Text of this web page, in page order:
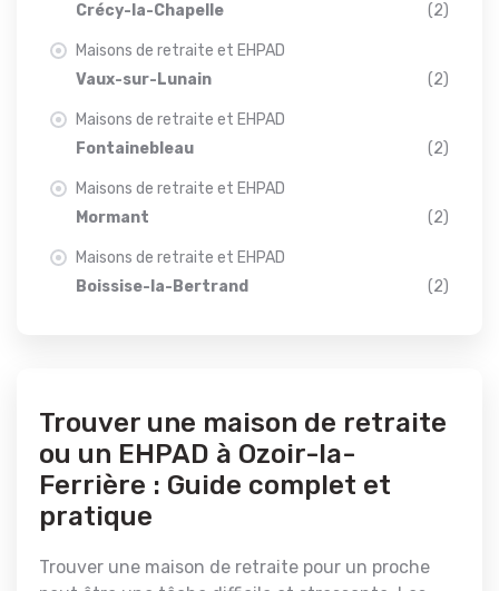
Crécy-la-Chapelle
(2)
Maisons de retraite et EHPAD
Vaux-sur-Lunain
(2)
Maisons de retraite et EHPAD
Fontainebleau
(2)
Maisons de retraite et EHPAD
Mormant
(2)
Maisons de retraite et EHPAD
Boissise-la-Bertrand
(2)
Trouver une maison de retraite
ou un EHPAD à Ozoir-la-
Ferrière : Guide complet et
pratique
Trouver une maison de retraite pour un proche